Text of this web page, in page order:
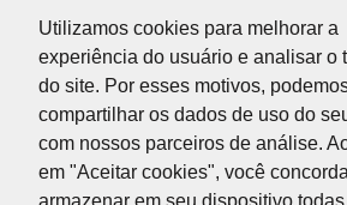
Utilizamos cookies para melhorar a
experiência do usuário e analisar o
do site. Por esses motivos,
compartilhar os dados de uso do
com nossos parceiros de análise.
em "Aceitar cookies", você
armazenar em seu dispositivo
Utilizamos cookies para melhorar a
experiência do usuário e analisar o
do site. Por esses motivos,
compartilhar os dados de uso do
com nossos parceiros de análise.
em "Aceitar cookies", você
armazenar em seu dispositivo
Rua Ibirajá, 7 - Vila
- 04310-020
POWERED BY INNER EDITORA LTDA
05.847.412/0001-85